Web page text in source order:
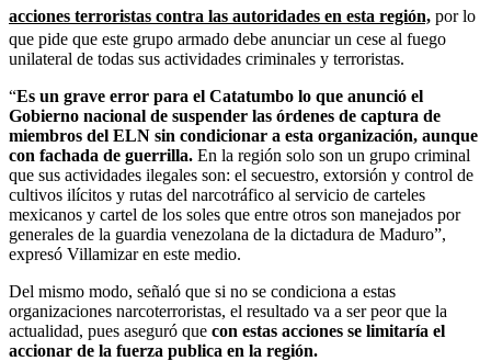
acciones terroristas contra las autoridades en esta región, por lo
que pide que este grupo armado debe anunciar un cese al fuego
unilateral de todas sus actividades criminales y terroristas.
“Es un grave error para el Catatumbo lo que anunció el
Gobierno nacional de suspender las órdenes de captura de
miembros del ELN sin condicionar a esta organización, aunque
con fachada de guerrilla. En la región solo son un grupo criminal
que sus actividades ilegales son: el secuestro, extorsión y control de
cultivos ilícitos y rutas del narcotráfico al servicio de carteles
mexicanos y cartel de los soles que entre otros son manejados por
generales de la guardia venezolana de la dictadura de Maduro”,
expresó Villamizar en este medio.
Del mismo modo, señaló que si no se condiciona a estas
organizaciones narcoterroristas, el resultado va a ser peor que la
actualidad, pues aseguró que con estas acciones se limitaría el
accionar de la fuerza publica en la región.